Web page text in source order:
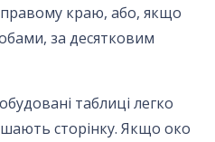
краю, або, якщо
за десятковим
таблиці легко
сторінку. Якщо око